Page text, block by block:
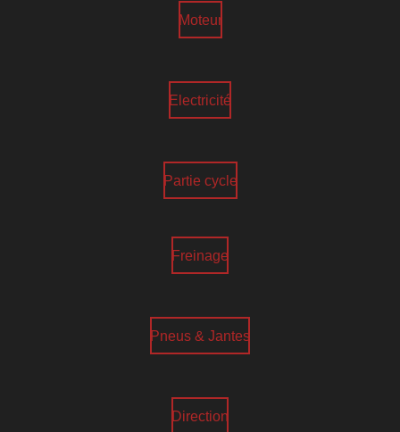
Moteur
Electricité
Partie cycle
Freinage
Pneus & Jantes
Direction